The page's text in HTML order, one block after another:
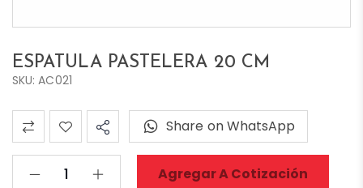
ESPATULA PASTELERA 20 CM
SKU: AC021
Agregar A Cotización
Share on WhatsApp